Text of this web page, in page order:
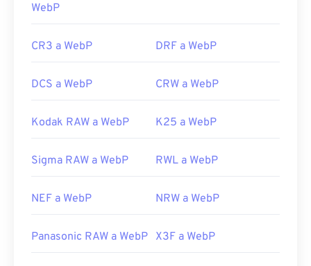
WebP
CR3 a WebP DRF a WebP
DCS a WebP CRW a WebP
Kodak RAW a WebP K25 a WebP
Sigma RAW a WebP RWL a WebP
NEF a WebP NRW a WebP
Panasonic RAW a WebP X3F a WebP